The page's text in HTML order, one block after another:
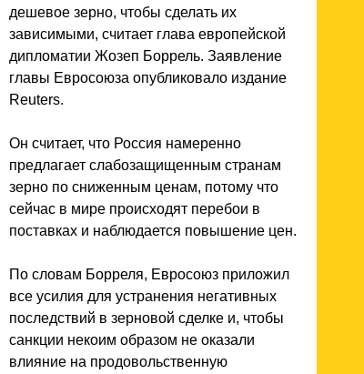
дешевое зерно, чтобы сделать их
зависимыми, считает глава европейской
дипломатии Жозеп Боррель. Заявление
главы Евросоюза опубликовало издание
Reuters.
Он считает, что Россия намеренно
предлагает слабозащищенным странам
зерно по сниженным ценам, потому что
сейчас в мире происходят перебои в
поставках и наблюдается повышение цен.
По словам Борреля, Евросоюз приложил
все усилия для устранения негативных
последствий в зерновой сделке и, чтобы
санкции некоим образом не оказали
влияние на продовольственную